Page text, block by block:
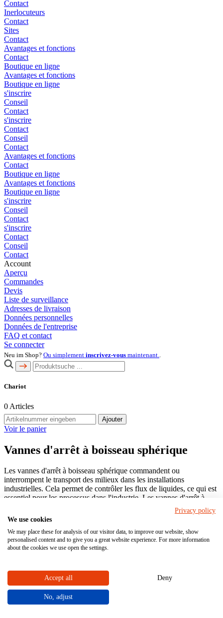
Contact
Inerlocuteurs
Contact
Sites
Contact
Avantages et fonctions
Contact
Boutique en ligne
Avantages et fonctions
Boutique en ligne
s'inscrire
Conseil
Contact
s'inscrire
Contact
Conseil
Contact
Avantages et fonctions
Contact
Boutique en ligne
Avantages et fonctions
Boutique en ligne
s'inscrire
Conseil
Contact
s'inscrire
Contact
Conseil
Contact
Account
Aperçu
Commandes
Devis
Liste de surveillance
Adresses de livraison
Données personnelles
Données de l'entreprise
FAQ et contact
Se connecter
Neu im Shop? Ou simplement inscrivez-vous maintenant..
Chariot
0 Articles
Ajouter
Voir le panier
Vannes d'arrêt à boisseau sphérique
Les vannes d'arrêt à boisseau sphérique commandent ou
interrompent le transport des milieux dans les installations
industrielles. Cela permet de contrôler les flux de liquides, ce qui est
essentiel pour les processus dans l'industrie. Les vannes d'arrêt à
boisseau sphérique offrent une grande précision de régulation, une
étanchéité fiable et une faible perte de pression. Leur choix dépend
entre autres de la substance, de la pression et de la température.
Nos vannes d'arrêt à boisseau sphérique sont compatibles avec
d'autres robinetteries industrielles, elles sont configurables
en ligne.
Commander simplement dès maintenant
Privacy policy
We use cookies
We may place these for analysis of our visitor data, to improve our website, show
personalised content and to give you a great website experience. For more information
about the cookies we use open the settings.
Accept all Deny
No, adjust